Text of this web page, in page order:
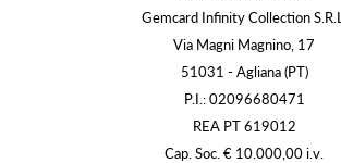
Gemcard Infinity Collection S.R.L.
Via Magni Magnino, 17
51031 - Agliana (PT)
P.I.: 02096680471
REA PT 619012
Cap. Soc. € 10.000,00 i.v.